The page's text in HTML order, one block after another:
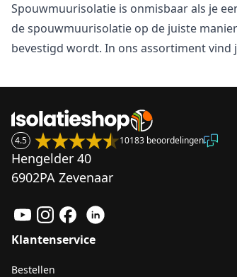
Spouwmuurisolatie is onmisbaar als je
de spouwmuurisolatie op de juiste
bevestigd wordt. In ons assortiment vind
4.5 10183 beoordelingen
Hengelder 40
6902PA Zevenaar
Klantenservice
Bestellen